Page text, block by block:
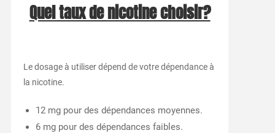
Quel taux de nicotine choisir?
Le dosage à utiliser dépend de votre dépendance à
la nicotine.
12 mg pour des dépendances moyennes.
6 mg pour des dépendances faibles.